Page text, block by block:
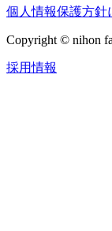
個人情報保護方針
Copyright © nihon
採用情報